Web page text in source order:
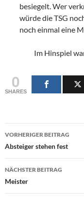
besiegelt. Wer
würde die TSG
noch einmal eine
Im Hinspiel
0
SHARES
VORHERIGER BEITRAG
Absteiger stehen fest
NÄCHSTER BEITRAG
Meister